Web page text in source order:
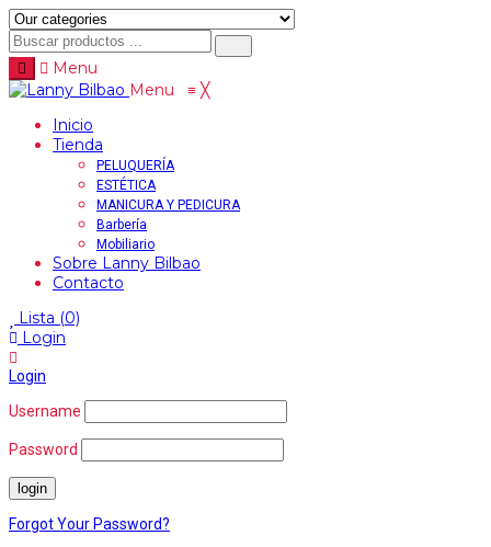
Menu
Menu ≡ ╳
Inicio
Tienda
PELUQUERÍA
ESTÉTICA
MANICURA Y PEDICURA
Barbería
Mobiliario
Sobre Lanny Bilbao
Contacto
Lista (0)
Login
Login
Username
Password
Forgot Your Password?